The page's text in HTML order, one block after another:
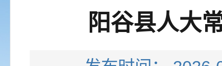
阳谷县人大